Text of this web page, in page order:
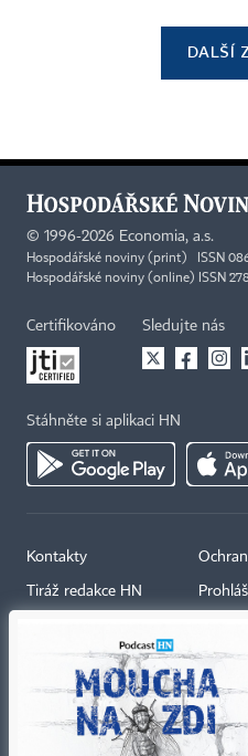
DALŠÍ
© 1996-2026 Economia, a.s.
Hospodářské noviny (print) ISSN
Hospodářské noviny (online) ISSN
Certifikováno Sledujte nás
Stáhněte si aplikaci HN
Kontakty
Tiráž redakce HN
Kariéra v HN
Ceník inzerce